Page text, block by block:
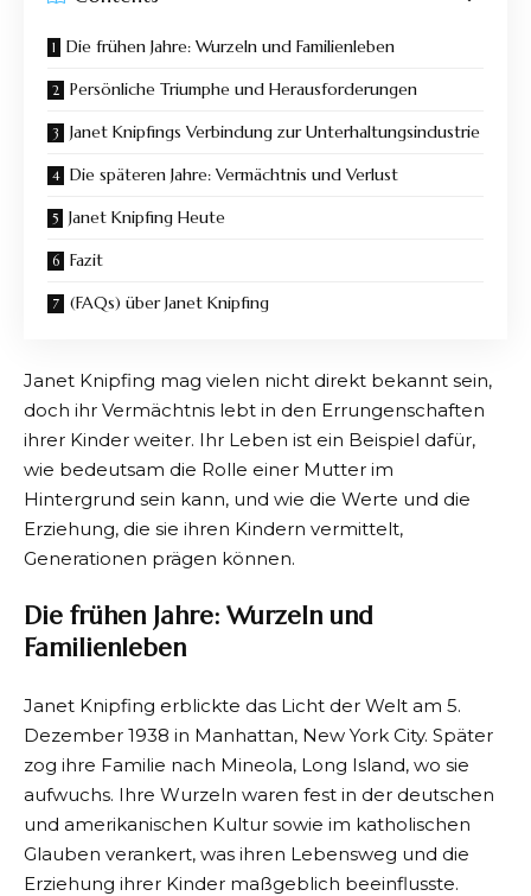
Die frühen Jahre: Wurzeln und Familienleben
Persönliche Triumphe und Herausforderungen
Janet Knipfings Verbindung zur Unterhaltungsindustrie
Die späteren Jahre: Vermächtnis und Verlust
Janet Knipfing Heute
Fazit
(FAQs) über Janet Knipfing
Janet Knipfing mag vielen nicht direkt bekannt sein,
doch ihr Vermächtnis lebt in den Errungenschaften
ihrer Kinder weiter. Ihr Leben ist ein Beispiel dafür,
wie bedeutsam die Rolle einer Mutter im
Hintergrund sein kann, und wie die Werte und die
Erziehung, die sie ihren Kindern vermittelt,
Generationen prägen können.
Die frühen Jahre: Wurzeln und
Familienleben
Janet Knipfing erblickte das Licht der Welt am 5.
Dezember 1938 in Manhattan, New York City. Später
zog ihre Familie nach Mineola, Long Island, wo sie
aufwuchs. Ihre Wurzeln waren fest in der deutschen
und amerikanischen Kultur sowie im katholischen
Glauben verankert, was ihren Lebensweg und die
Erziehung ihrer Kinder maßgeblich beeinflusste.